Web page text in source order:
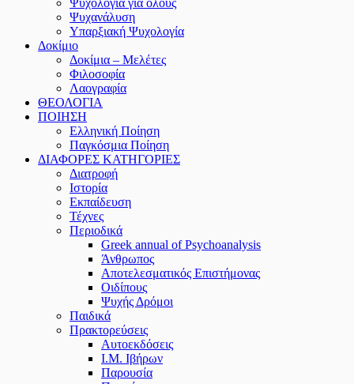
Ψυχολογία για όλους
Ψυχανάλυση
Υπαρξιακή Ψυχολογία
Δοκίμιο
Δοκίμια – Μελέτες
Φιλοσοφία
Λαογραφία
ΘΕΟΛΟΓΙΑ
ΠΟΙΗΣΗ
Ελληνική Ποίηση
Παγκόσμια Ποίηση
ΔΙΑΦΟΡΕΣ ΚΑΤΗΓΟΡΙΕΣ
Διατροφή
Ιστορία
Εκπαίδευση
Τέχνες
Περιοδικά
Greek annual of Psychoanalysis
Άνθρωπος
Αποτελεσματικός Επιστήμονας
Οιδίπους
Ψυχής Δρόμοι
Παιδικά
Πρακτoρεύσεις
Αυτοεκδόσεις
Ι.Μ. Ιβήρων
Παρουσία